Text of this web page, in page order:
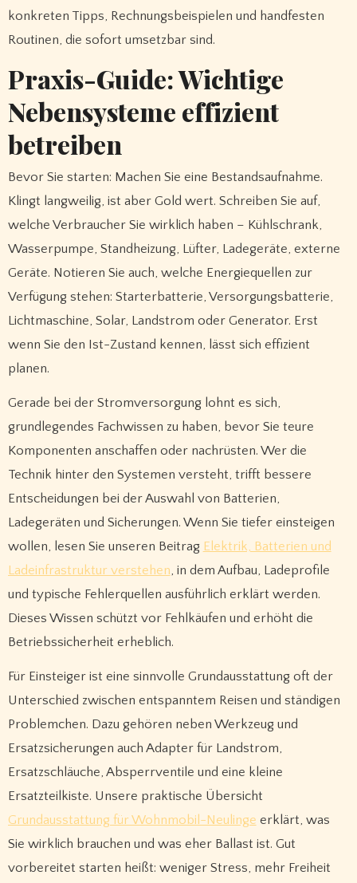
konkreten Tipps, Rechnungsbeispielen und handfesten
Routinen, die sofort umsetzbar sind.
Praxis-Guide: Wichtige
Nebensysteme effizient
betreiben
Bevor Sie starten: Machen Sie eine Bestandsaufnahme.
Klingt langweilig, ist aber Gold wert. Schreiben Sie auf,
welche Verbraucher Sie wirklich haben – Kühlschrank,
Wasserpumpe, Standheizung, Lüfter, Ladegeräte, externe
Geräte. Notieren Sie auch, welche Energiequellen zur
Verfügung stehen: Starterbatterie, Versorgungsbatterie,
Lichtmaschine, Solar, Landstrom oder Generator. Erst
wenn Sie den Ist-Zustand kennen, lässt sich effizient
planen.
Gerade bei der Stromversorgung lohnt es sich,
grundlegendes Fachwissen zu haben, bevor Sie teure
Komponenten anschaffen oder nachrüsten. Wer die
Technik hinter den Systemen versteht, trifft bessere
Entscheidungen bei der Auswahl von Batterien,
Ladegeräten und Sicherungen. Wenn Sie tiefer einsteigen
wollen, lesen Sie unseren Beitrag Elektrik, Batterien und
Ladeinfrastruktur verstehen, in dem Aufbau, Ladeprofile
und typische Fehlerquellen ausführlich erklärt werden.
Dieses Wissen schützt vor Fehlkäufen und erhöht die
Betriebssicherheit erheblich.
Für Einsteiger ist eine sinnvolle Grundausstattung oft der
Unterschied zwischen entspanntem Reisen und ständigen
Problemchen. Dazu gehören neben Werkzeug und
Ersatzsicherungen auch Adapter für Landstrom,
Ersatzschläuche, Absperrventile und eine kleine
Ersatzteilkiste. Unsere praktische Übersicht
Grundausstattung für Wohnmobil-Neulinge erklärt, was
Sie wirklich brauchen und was eher Ballast ist. Gut
vorbereitet starten heißt: weniger Stress, mehr Freiheit